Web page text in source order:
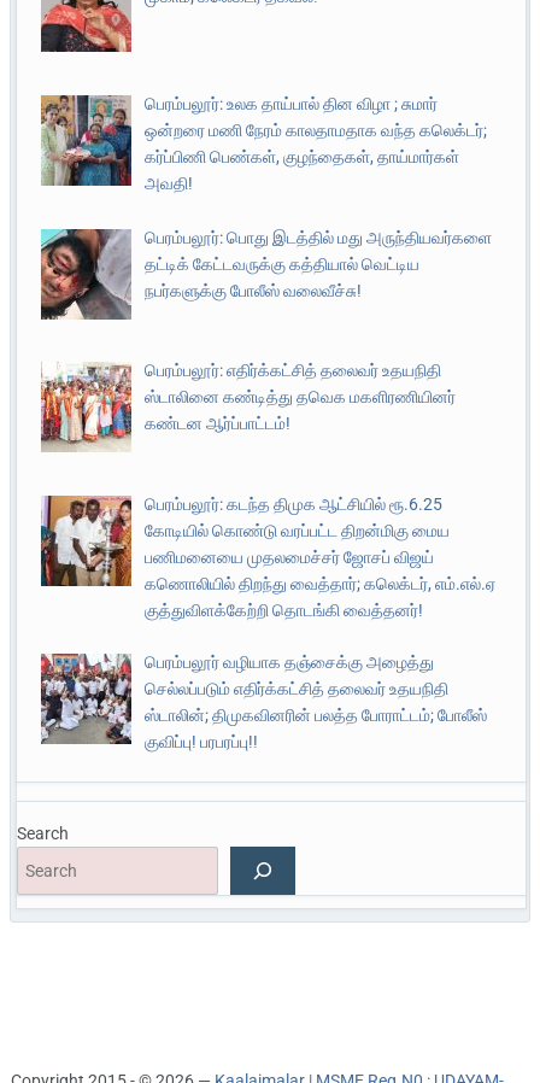
பெரம்பலூர்: உலக தாய்பால் தின விழா ; சுமார்
ஒன்றரை மணி நேரம் காலதாமதாக வந்த கலெக்டர்;
கர்ப்பிணி பெண்கள், குழந்தைகள், தாய்மார்கள்
அவதி!
பெரம்பலூர்: பொது இடத்தில் மது அருந்தியவர்களை
தட்டிக் கேட்டவருக்கு கத்தியால் வெட்டிய
நபர்களுக்கு போலீஸ் வலைவீச்சு!
பெரம்பலூர்: எதிர்க்கட்சித் தலைவர் உதயநிதி
ஸ்டாலினை கண்டித்து தவெக மகளிரணியினர்
கண்டன ஆர்ப்பாட்டம்!
பெரம்பலூர்: கடந்த திமுக ஆட்சியில் ரூ.6.25
கோடியில் கொண்டு வரப்பட்ட திறன்மிகு மைய
பணிமனையை முதலமைச்சர் ஜோசப் விஜய்
கணொலியில் திறந்து வைத்தார்; கலெக்டர், எம்.எல்.ஏ
குத்துவிளக்கேற்றி தொடங்கி வைத்தனர்!
பெரம்பலூர் வழியாக தஞ்சைக்கு அழைத்து
செல்லப்படும் எதிர்க்கட்சித் தலைவர் உதயநிதி
ஸ்டாலின்; திமுகவினரின் பலத்த போராட்டம்; போலீஸ்
குவிப்பு! பரபரப்பு!!
Search